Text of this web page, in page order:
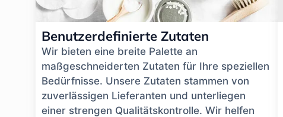
Benutzerdefinierte Zutaten
Wir bieten eine breite Palette an
maßgeschneiderten Zutaten für Ihre speziellen
Bedürfnisse. Unsere Zutaten stammen von
zuverlässigen Lieferanten und unterliegen
einer strengen Qualitätskontrolle. Wir helfen